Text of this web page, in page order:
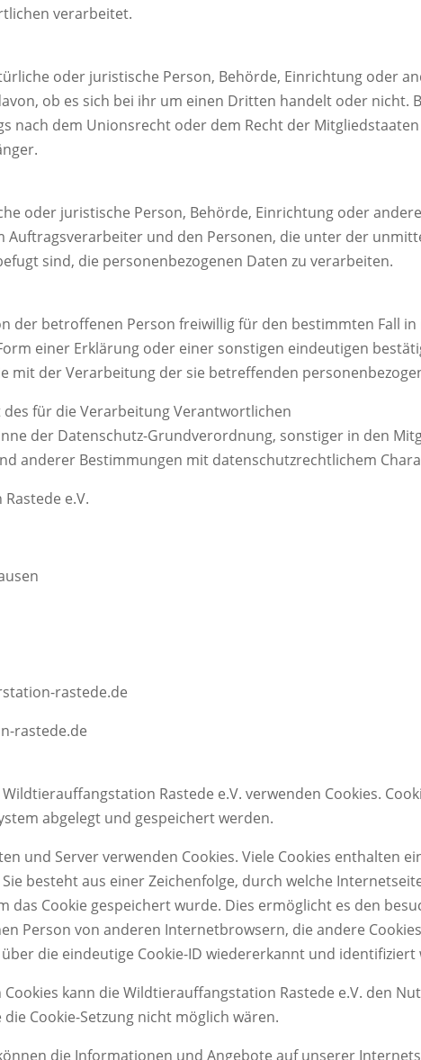
verarbeitet.
oder juristische Person, Behörde, Einrichtung oder
ob es sich bei ihr um einen Dritten handelt oder nicht.
nach dem Unionsrecht oder dem Recht der
oder juristische Person, Behörde, Einrichtung oder
Auftragsverarbeiter und den Personen, die unter der
sind, die personenbezogenen Daten zu verarbeiten.
der betroffenen Person freiwillig für den bestimmten Fall
einer Erklärung oder einer sonstigen eindeutigen
mit der Verarbeitung der sie betreffenden
für die Verarbeitung Verantwortlichen
der Datenschutz-Grundverordnung, sonstiger in den
anderer Bestimmungen mit datenschutzrechtlichem
e.V.
rastede.de
rastede.de
Rastede e.V. verwenden Cookies.
abgelegt und gespeichert werden.
und Server verwenden Cookies. Viele Cookies enthalten
Sie besteht aus einer Zeichenfolge, durch welche
das Cookie gespeichert wurde. Dies ermöglicht es den
Person von anderen Internetbrowsern, die andere
die eindeutige Cookie-ID wiedererkannt und identifiziert
Cookies kann die Wildtierauffangstation Rastede e.V. den
Cookie-Setzung nicht möglich wären.
die Informationen und Angebote auf unserer